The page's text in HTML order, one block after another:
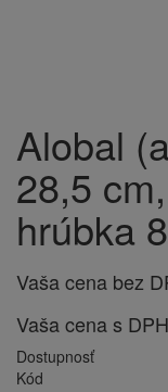
Alobal
28,5
hrúbka
Vaša cena bez
Vaša cena s DPH
Dostupnosť
Kód